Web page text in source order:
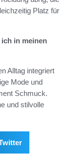
Platz für
in meinen
Alltag integriert
Mode und
Schmuck.
und stilvolle